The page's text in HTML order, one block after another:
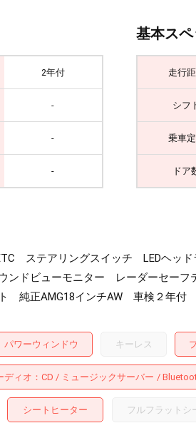
2年付
-
-
-
基本スペ
走行
シフ
乗車
ドア
ステアリングスイッチ LEDヘッ
ドビューモニター レーダーセー
純正AMG18インチAW 車検２年付
パワーウィンドウ キーレス
ディオ CD ミュージックサーバー
シートヒーター フルフラットシ